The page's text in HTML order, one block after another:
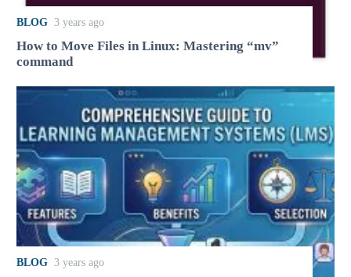
BLOG 3 years ago
How to Move Files in Linux: Mastering “mv”
command
BLOG 3 years ago